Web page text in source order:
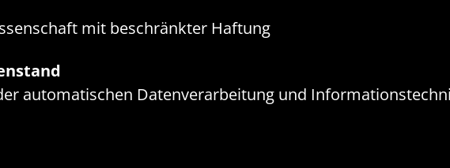
mit beschränkter Haftung
automatischen Datenverarbeitung und